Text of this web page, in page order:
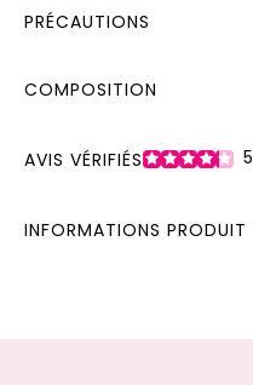
PRÉCAUTIONS
COMPOSITION
AVIS VÉRIFIÉS 5
INFORMATIONS PRODUIT